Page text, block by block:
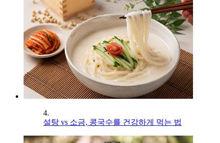
4.
설탕 vs 소금, 콩국수를 건강하게 먹는 법